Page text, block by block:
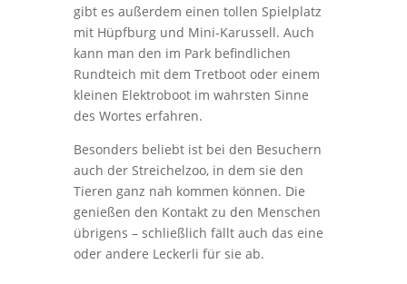
gibt es außerdem einen tollen Spielplatz
mit Hüpfburg und Mini-Karussell. Auch
kann man den im Park befindlichen
Rundteich mit dem Tretboot oder einem
kleinen Elektroboot im wahrsten Sinne
des Wortes erfahren.
Besonders beliebt ist bei den Besuchern
auch der Streichelzoo, in dem sie den
Tieren ganz nah kommen können. Die
genießen den Kontakt zu den Menschen
übrigens – schließlich fällt auch das eine
oder andere Leckerli für sie ab.